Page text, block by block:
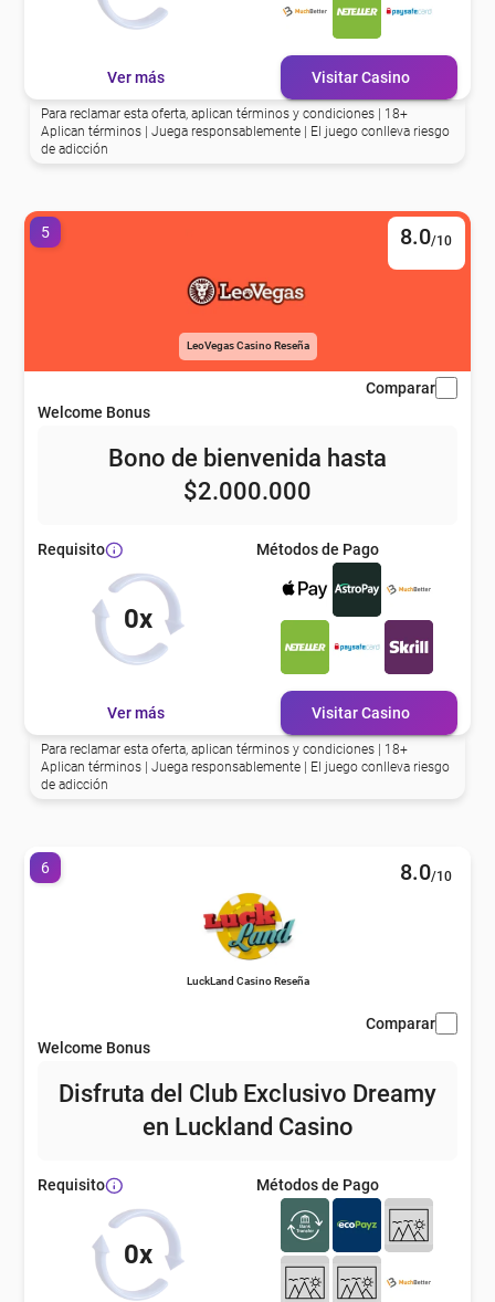
Visitar Casino
Ver más
Para reclamar esta oferta, aplican términos y condiciones | 18+
Aplican términos | Juega responsablemente | El juego conlleva riesgo
de adicción
5
LeoVegas Casino Reseña
8.0/10
Welcome Bonus
Bono de bienvenida hasta
$2.000.000
Métodos de Pago
Requisito
0x
Comparar
Visitar Casino
Ver más
Para reclamar esta oferta, aplican términos y condiciones | 18+
Aplican términos | Juega responsablemente | El juego conlleva riesgo
de adicción
6
LuckLand Casino Reseña
8.0/10
Welcome Bonus
Disfruta del Club Exclusivo Dreamy
en Luckland Casino
Métodos de Pago
Requisito
0x
Comparar